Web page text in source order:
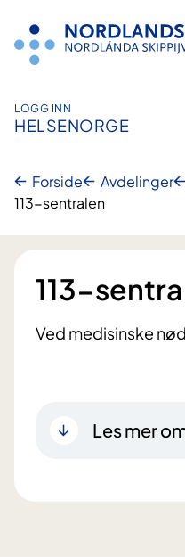
innhold
LOGG INN
HELSENORGE
Forside Avdelinger
113-sentralen
113-
Ved medisinske
Les mer